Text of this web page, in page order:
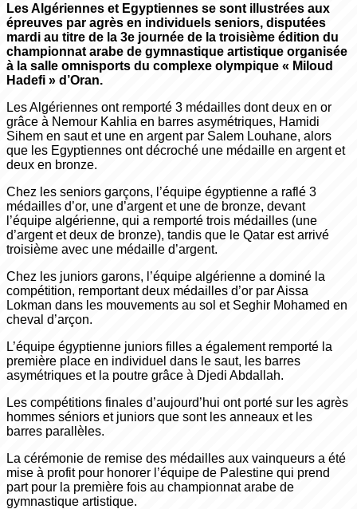
Les Algériennes et Egyptiennes se sont illustrées aux
épreuves par agrès en individuels seniors, disputées
mardi au titre de la 3e journée de la troisième édition du
championnat arabe de gymnastique artistique organisée
à la salle omnisports du complexe olympique « Miloud
Hadefi » d’Oran.
Les Algériennes ont remporté 3 médailles dont deux en or
grâce à Nemour Kahlia en barres asymétriques, Hamidi
Sihem en saut et une en argent par Salem Louhane, alors
que les Egyptiennes ont décroché une médaille en argent et
deux en bronze.
Chez les seniors garçons, l’équipe égyptienne a raflé 3
médailles d’or, une d’argent et une de bronze, devant
l’équipe algérienne, qui a remporté trois médailles (une
d’argent et deux de bronze), tandis que le Qatar est arrivé
troisième avec une médaille d’argent.
Chez les juniors garons, l’équipe algérienne a dominé la
compétition, remportant deux médailles d’or par Aissa
Lokman dans les mouvements au sol et Seghir Mohamed en
cheval d’arçon.
L’équipe égyptienne juniors filles a également remporté la
première place en individuel dans le saut, les barres
asymétriques et la poutre grâce à Djedi Abdallah.
Les compétitions finales d’aujourd’hui ont porté sur les agrès
hommes séniors et juniors que sont les anneaux et les
barres parallèles.
La cérémonie de remise des médailles aux vainqueurs a été
mise à profit pour honorer l’équipe de Palestine qui prend
part pour la première fois au championnat arabe de
gymnastique artistique.